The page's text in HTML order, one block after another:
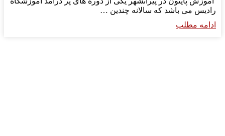
رادیس می باشد که سالانه چندین …
ادامه مطلب